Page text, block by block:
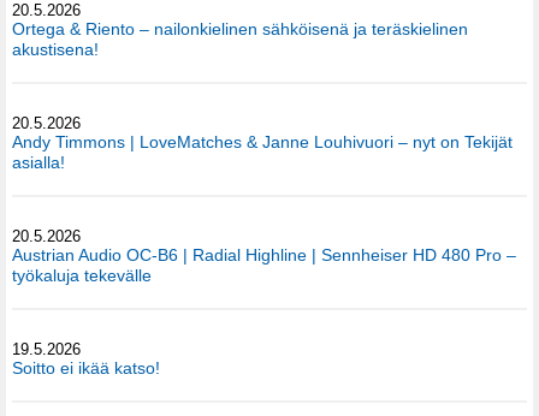
20.5.2026
Ortega & Riento – nailonkielinen sähköisenä ja teräskielinen
akustisena!
20.5.2026
Andy Timmons | LoveMatches & Janne Louhivuori – nyt on Tekijät
asialla!
20.5.2026
Austrian Audio OC-B6 | Radial Highline | Sennheiser HD 480 Pro –
työkaluja tekevälle
19.5.2026
Soitto ei ikää katso!